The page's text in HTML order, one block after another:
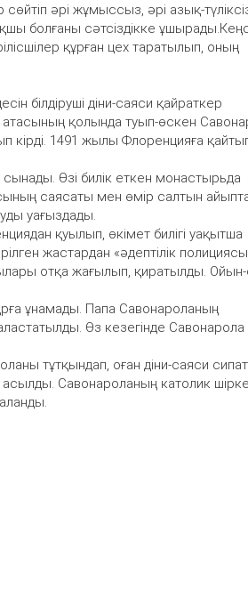
сөйтіп әрі жұмыссыз, әрі азық-
болғаны сәтсіздікке
құрған цех таратылып, оның
білдіруші діни-саяси қайраткер
қолында туып-өскен
кірді. 1491 жылы Флоренцияға
Өзі билік еткен монастырьда
саясаты мен өмір салтын
уағыздады.
қуылып, өкімет билігі уақытша
жастардан «әдептілік
отқа жағылып, қиратылды.
ұнамады. Папа Савонароланың
Өз кезегінде Савонарола
тұтқындап, оған діни-саяси
Савонароланың католик